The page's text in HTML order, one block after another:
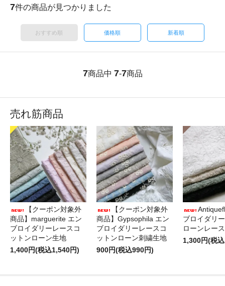
7件の商品が見つかりました
おすすめ順 価格順 新着順
7商品中 7-7商品
売れ筋商品
【クーポン対象外
商品】marguerite エン
ブロイダリーレースコ
ットンローン生地
1,400円(税込1,540円)
【クーポン対象外
商品】Gypsophila エン
ブロイダリーレースコ
ットンローン刺繍生地
900円(税込990円)
ブロイダリ
ローンレー
1,300円(税